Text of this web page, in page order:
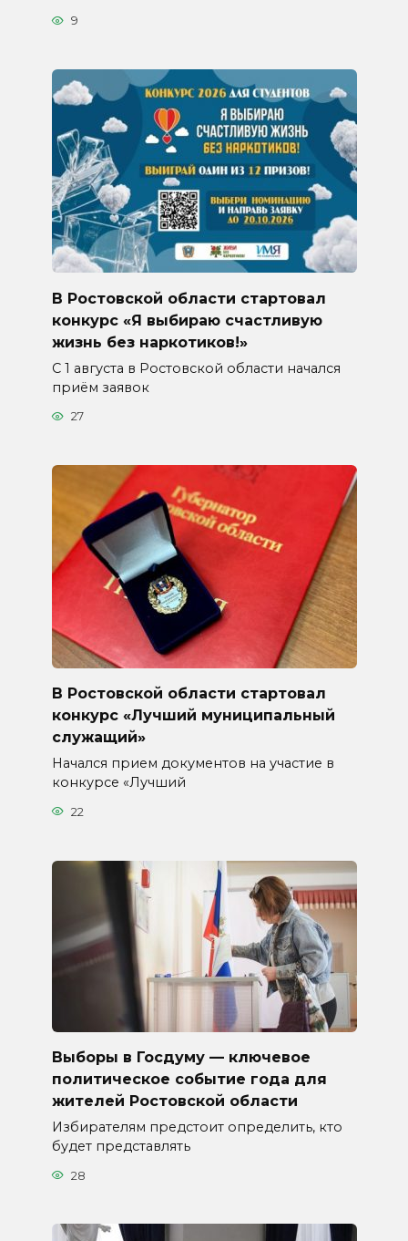
9
В Ростовской области стартовал
конкурс «Я выбираю счастливую
жизнь без наркотиков!»
С 1 августа в Ростовской области начался
приём заявок
27
В Ростовской области стартовал
конкурс «Лучший муниципальный
служащий»
Начался прием документов на участие в
конкурсе «Лучший
22
Выборы в Госдуму — ключевое
политическое событие года для
жителей Ростовской области
Избирателям предстоит определить, кто
будет представлять
28